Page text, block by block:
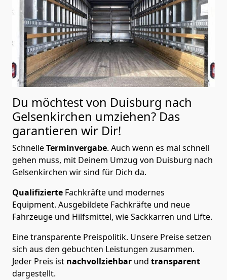
Du möchtest von Duisburg nach
Gelsenkirchen umziehen? Das
garantieren wir Dir!
SchnelleTerminvergabe. Auch wenn es mal schnell
gehen muss, mit Deinem Umzug von Duisburg nach
Gelsenkirchen wir sind für Dich da.
Qualifizierte Fachkräfte und modernes
Equipment. Ausgebildete Fachkräfte und neue
Fahrzeuge und Hilfsmittel, wie Sackkarren und Lifte.
Eine transparente Preispolitik. Unsere Preise setzen
sich aus den gebuchten Leistungen zusammen.
Jeder Preis ist nachvollziehbar und transparent
dargestellt.